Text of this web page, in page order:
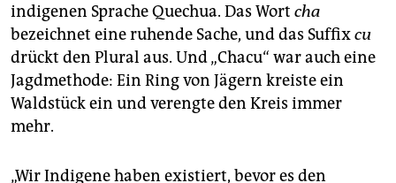
indigenen Sprache Quechua. Das Wort cha
bezeichnet eine ruhende Sache, und das Suffixcu
drückt den Plural aus. Und „Chacu“ war auch eine
Jagdmethode: Ein Ring von Jägern kreiste ein
Waldstück ein und verengte den Kreis immer
mehr.
„Wir Indigene haben existiert, bevor es den